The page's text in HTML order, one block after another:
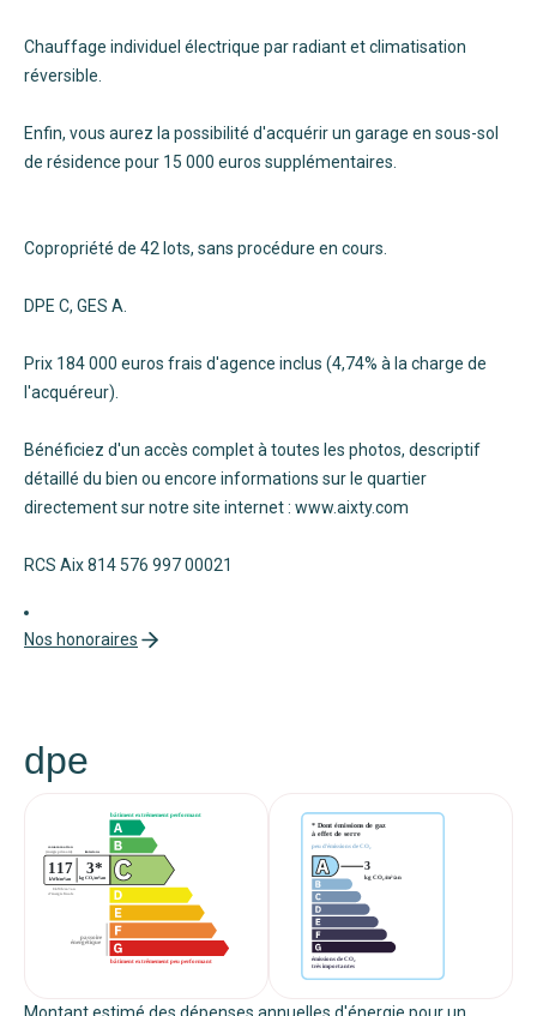
Chauffage individuel électrique par radiant et climatisation
réversible.
Enfin, vous aurez la possibilité d'acquérir un garage en sous-sol
de résidence pour 15 000 euros supplémentaires.
Copropriété de 42 lots, sans procédure en cours.
DPE C, GES A.
Prix 184 000 euros frais d'agence inclus (4,74% à la charge de
l'acquéreur).
Bénéficiez d'un accès complet à toutes les photos, descriptif
détaillé du bien ou encore informations sur le quartier
directement sur notre site internet : www.aixty.com
RCS Aix 814 576 997 00021
Nos honoraires
dpe